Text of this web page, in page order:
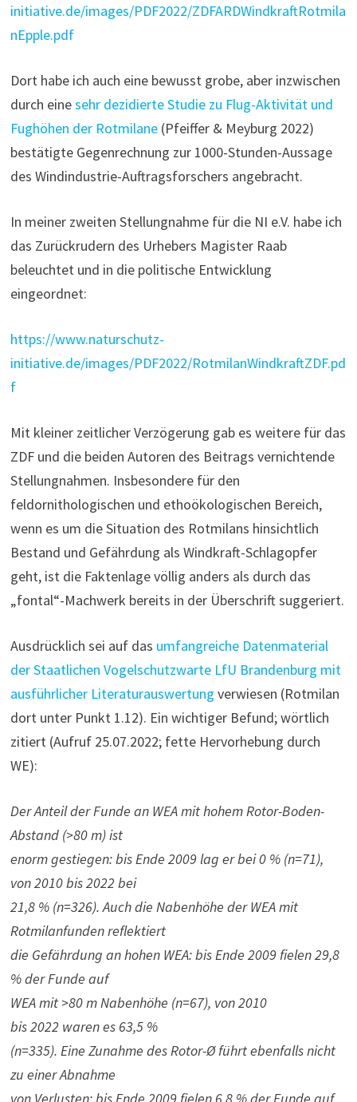
initiative.de/images/PDF2022/ZDFARDWindkraftRotmila
nEpple.pdf
Dort habe ich auch eine bewusst grobe, aber inzwischen
durch einesehr dezidierte Studie zu Flug-Aktivität und
Fughöhen der Rotmilane (Pfeiffer & Meyburg 2022)
bestätigte Gegenrechnung zur 1000-Stunden-Aussage
des Windindustrie-Auftragsforschers angebracht.
In meiner zweiten Stellungnahme für die NI e.V. habe ich
das Zurückrudern des Urhebers Magister Raab
beleuchtet und in die politische Entwicklung
eingeordnet:
https://www.naturschutz-
initiative.de/images/PDF2022/RotmilanWindkraftZDF.pd
f
Mit kleiner zeitlicher Verzögerung gab es weitere für das
ZDF und die beiden Autoren des Beitrags vernichtende
Stellungnahmen. Insbesondere für den
feldornithologischen und ethoökologischen Bereich,
wenn es um die Situation des Rotmilans hinsichtlich
Bestand und Gefährdung als Windkraft-Schlagopfer
geht, ist die Faktenlage völlig anders als durch das
„fontal“-Machwerk bereits in der Überschrift suggeriert.
Ausdrücklich sei auf das umfangreiche Datenmaterial
der Staatlichen Vogelschutzwarte LfU Brandenburg mit
ausführlicher Literaturauswertung verwiesen (Rotmilan
dort unter Punkt 1.12). Ein wichtiger Befund; wörtlich
zitiert (Aufruf 25.07.2022; fette Hervorhebung durch
WE):
Der Anteil der Funde an WEA mit hohem Rotor-Boden-
Abstand (>80 m) ist
enorm gestiegen: bis Ende 2009 lag er bei 0 % (n=71),
von 2010 bis 2022 bei
21,8 % (n=326). Auch die Nabenhöhe der WEA mit
Rotmilanfunden reflektiert
die Gefährdung an hohen WEA: bis Ende 2009 fielen 29,8
% der Funde auf
WEA mit >80 m Nabenhöhe (n=67), von 2010
bis 2022 waren es 63,5 %
(n=335). Eine Zunahme des Rotor-Ø führt ebenfalls nicht
zu einer Abnahme
von Verlusten: bis Ende 2009 fielen 6,8 % der Funde auf